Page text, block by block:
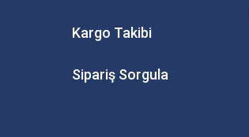
Kargo Takibi
Sipariş Sorgula